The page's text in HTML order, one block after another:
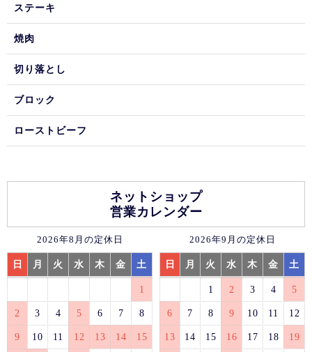
ステーキ
焼肉
切り落とし
ブロック
ローストビーフ
ネットショップ
営業カレンダー
2026年8月の定休日
日 月 火 水 木 金 土
1
2 3 4 5 6 7 8
9 10 11 12 13 14 15
2026年9月の定休日
日 月 火 水 木 金 土
1 2 3 4 5
6 7 8 9 10 11 12
13 14 15 16 17 18 19